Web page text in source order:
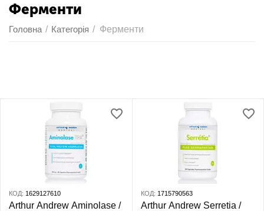
Ферменти
Головна / Категорія / Ферменти
КОД: 1629127610
Arthur Andrew Aminolase /
КОД: 1715790563
Arthur Andrew Serretia /